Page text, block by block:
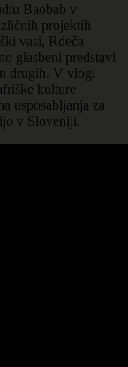
Baobab v
projektih
vasi, Rdeča
glasbeni predstavi
drugih. V vlogi
kulture
usposabljanja za
v Sloveniji.